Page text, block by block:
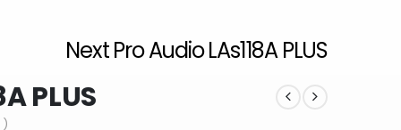
Next Pro Audio LAs118A PLUS
PLUS
)